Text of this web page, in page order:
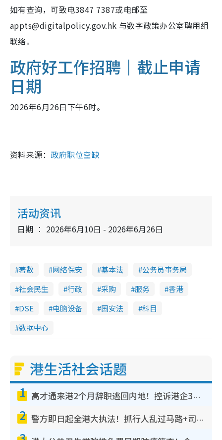
如有查询，可致电3847 7387或电邮至
appts@digitalpolicy.gov.hk 与数字政策办公室聘用组
联络。
政府好工作招聘｜截止申请
日期
2026年6月26日下午6时。
资料来源： 政府职位空缺
活动资讯
日期 2026年6月10日 - 2026年6月26日
著数 网络保安 基本法
公务员事务局
社会民生
行政 采购 服务
香港
DSE
电脑设备 国安法
科目
数据中心
港生活社会话题
1 高才通来港2个月辞职逃回内地！控诉港企3宗罪，叹微管理极窒息
2 警方即日起全港大执法！抓行人乱过马路+司机不专注驾驶！乱过马路罚$2000